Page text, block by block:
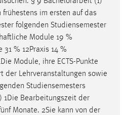
frühestens im ersten auf das
folgenden Studiensemester
Module 19 %
% 12Praxis 14 %
Module, ihre ECTS-Punkte
der Lehrveranstaltungen sowie
Studiensemesters
1Die Bearbeitungszeit der
Monate. 2Sie kann von der